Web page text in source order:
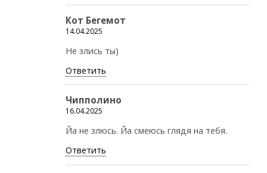
Кот Бегемот
14.04.2025
Не злись ты)
Ответить
Чипполино
16.04.2025
Йа не злюсь. Йа смеюсь глядя на тебя.
Ответить